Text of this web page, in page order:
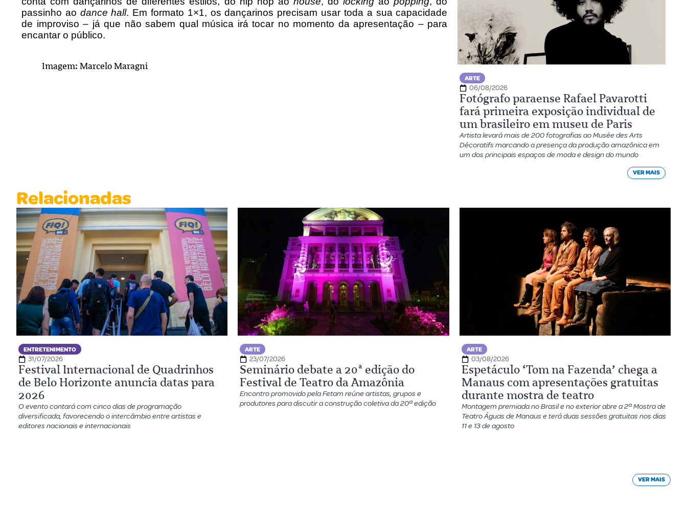
passinho ao dance hall. Em formato 1×1, os dançarinos precisam usar toda a sua capacidade
de improviso – já que não sabem qual música irá tocar no momento da apresentação – para
encantar o público.
Imagem: Marcelo Maragni
ARTE
06/08/2026
Fotógrafo paraense Rafael Pavarotti
fará primeira exposição individual de
um brasileiro em museu de Paris
Artista levará mais de 200 fotografias ao Musée des Arts
Décoratifs marcando a presença da produção amazônica em
um dos principais espaços de moda e design do mundo
VER MAIS
Relacionadas
ENTRETENIMENTO
31/07/2026
Festival Internacional de Quadrinhos
de Belo Horizonte anuncia datas para
2026
O evento contará com cinco dias de programação
diversificada, favorecendo o intercâmbio entre artistas e
editores nacionais e internacionais
ARTE
23/07/2026
Seminário debate a 20ª edição do
Festival de Teatro da Amazônia
Encontro promovido pela Fetam reúne artistas, grupos e
produtores para discutir a construção coletiva da 20ª edição
ARTE
03/08/2026
Espetáculo ‘Tom na Fazenda’ chega a
Manaus com apresentações gratuitas
durante mostra de teatro
Montagem premiada no Brasil e no exterior abre a 2ª Mostra de
Teatro Águas de Manaus e terá duas sessões gratuitas nos dias
11 e 13 de agosto
VER MAIS